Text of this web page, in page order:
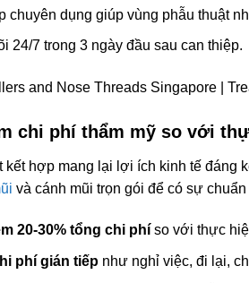
chuyên dụng giúp vùng phẫu thuật
24/7 trong 3 ngày đầu sau can thiệp.
chi phí thẩm mỹ so với
kết hợp mang lại lợi ích kinh tế đáng
và cánh mũi trọn gói để có sự chuẩn
20-30% tổng chi phíso với thực
phí gián tiếpnhư nghỉ việc, đi lại,